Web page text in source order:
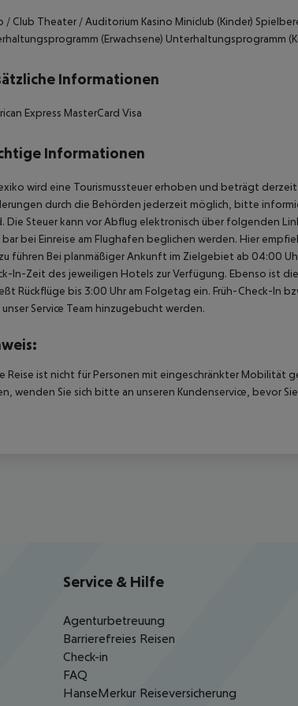
/ Club Theater / Auditorium Kasino Miniclub (Kinder)
(Erwachsene) Unterhaltungsprogramm
Informationen
Express MasterCard Visa
Informationen
wird eine Tourismussteuer erhoben und beträgt derzeit
durch die Behörden jederzeit möglich, bitte
Die Steuer kann vor Abflug elektronisch über folgenden
bar bei Einreise am Flughafen beglichen werden. Hier
führen Bei planmäßiger Ankunft im Zielgebiet ab 04:00
In-Zeit des jeweiligen Hotels zur Verfügung. Ebenso ist
Rückflüge bis 3:00 Uhr am Folgetag ein. Früh-Check-In
unser Service Team hinzugebucht werden.
Reise ist nicht für Personen mit eingeschränkter Mobilität
wenden Sie sich bitte an unseren Kundenservice, bevor
Service & Hilfe
Agenturbetreuung
Barrierefreies Reisen
Check-in
FAQ
HanseMerkur Reiseversicherung